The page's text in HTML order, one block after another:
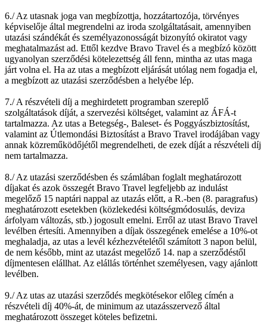
6./ Az utasnak joga van megbízottja, hozzátartozója, törvényes
képviselője által megrendelni az iroda szolgáltatásait, amennyiben
utazási szándékát és személyazonosságát bizonyító okiratot vagy
meghatalmazást ad. Ettől kezdve Bravo Travel és a megbízó között
ugyanolyan szerződési kötelezettség áll fenn, mintha az utas maga
járt volna el. Ha az utas a megbízott eljárását utólag nem fogadja el,
a megbízott az utazási szerződésben a helyébe lép.
7./ A részvételi díj a meghirdetett programban szereplő
szolgáltatások díját, a szervezési költséget, valamint az ÁFÁ-t
tartalmazza. Az utas a Betegség-, Baleset- és Poggyászbiztosítást,
valamint az Útlemondási Biztosítást a Bravo Travel irodájában vagy
annak közreműködőjétől megrendelheti, de ezek díját a részvételi díj
nem tartalmazza.
8./ Az utazási szerződésben és számlában foglalt meghatározott
díjakat és azok összegét Bravo Travel legfeljebb az indulást
megelőző 15 naptári nappal az utazás előtt, a R.-ben (8. paragrafus)
meghatározott esetekben (közlekedési költségmódosulás, deviza
árfolyam változás, stb.) jogosult emelni. Erről az utast Bravo Travel
levélben értesíti. Amennyiben a díjak összegének emelése a 10%-ot
meghaladja, az utas a levél kézhezvételétől számított 3 napon belül,
de nem később, mint az utazást megelőző 14. nap a szerződéstől
díjmentesen elállhat. Az elállás történhet személyesen, vagy ajánlott
levélben.
9./ Az utas az utazási szerződés megkötésekor előleg címén a
részvételi díj 40%-át, de minimum az utazásszervező által
meghatározott összeget köteles befizetni.